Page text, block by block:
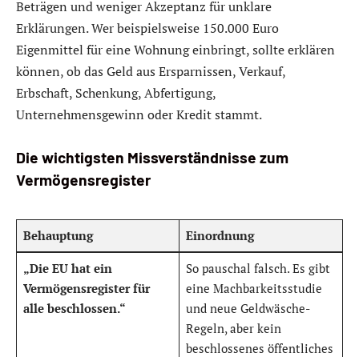
Beträgen und weniger Akzeptanz für unklare
Erklärungen. Wer beispielsweise 150.000 Euro
Eigenmittel für eine Wohnung einbringt, sollte erklären
können, ob das Geld aus Ersparnissen, Verkauf,
Erbschaft, Schenkung, Abfertigung,
Unternehmensgewinn oder Kredit stammt.
Die wichtigsten Missverständnisse zum
Vermögensregister
Behauptung Einordnung
„Die EU hat ein
Vermögensregister für
alle beschlossen.“
So pauschal falsch. Es gibt
eine Machbarkeitsstudie
und neue Geldwäsche-
Regeln, aber kein
beschlossenes öffentliches